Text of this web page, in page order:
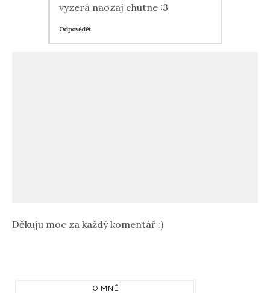
vyzerá naozaj chutne :3
Odpovědět
Děkuju moc za každý komentář :)
O MNĚ